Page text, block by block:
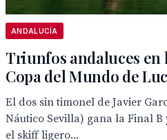
ANDALUCÍA
Triunfos andaluces en
Copa del Mundo de
El dos sin timonel de Javier
Náutico Sevilla) gana la Final B
el skiff ligero...